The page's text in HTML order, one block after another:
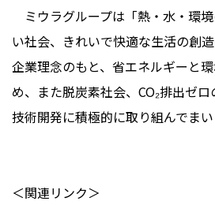
ミウラグループは「熱・水・環
い社会、きれいで快適な生活の創
企業理念のもと、省エネルギーと
め、また脱炭素社会、 CO₂排出ゼ
技術開発に積極的に取り組んでまい
＜関連リンク＞